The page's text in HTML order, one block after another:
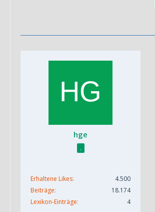
hge
.
Erhaltene Likes
4.500
Beiträge
18.174
Lexikon-Einträge
4